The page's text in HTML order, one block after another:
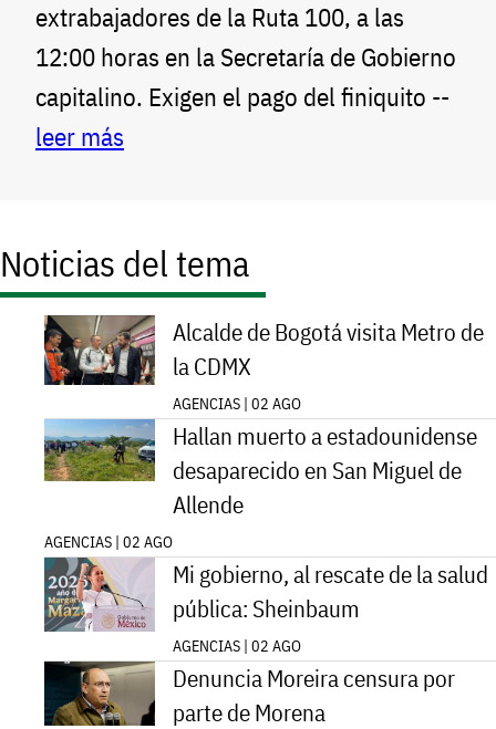
extrabajadores de la Ruta 100, a las
12:00 horas en la Secretaría de Gobierno
capitalino. Exigen el pago del finiquito --
leer más
Noticias del tema
Alcalde de Bogotá visita Metro de
la CDMX
AGENCIAS | 02 AGO
Hallan muerto a estadounidense
desaparecido en San Miguel de
Allende
AGENCIAS | 02 AGO
Mi gobierno, al rescate de la salud
pública: Sheinbaum
AGENCIAS | 02 AGO
Denuncia Moreira censura por
parte de Morena